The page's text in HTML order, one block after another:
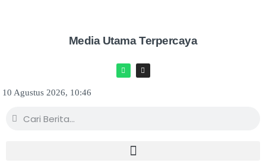
Media Utama Terpercaya
10 Agustus 2026, 10:46